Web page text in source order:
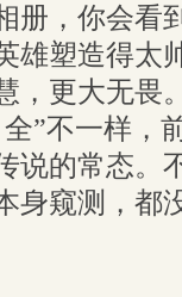
册，你会看
雄塑造得太
，更大无畏
”不一样，
说的常态。
身窥测，都